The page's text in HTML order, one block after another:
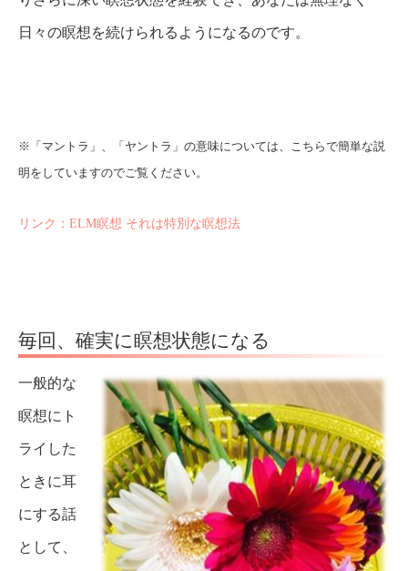
日々の瞑想を続けられるようになるのです。
※「マントラ」、「ヤントラ」の意味については、こちらで簡単な説
明をしていますのでご覧ください。
リンク：ELM瞑想 それは特別な瞑想法
毎回、確実に瞑想状態になる
一般的な
瞑想にト
ライした
ときに耳
にする話
として、